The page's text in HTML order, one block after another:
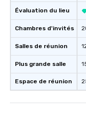
Évaluation du lieu
Chambres d'invités
Salles de réunion
Plus grande salle
Espace de réunion